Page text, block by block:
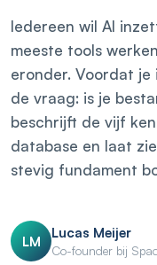
Iedereen wil AI
meeste tools
eronder. Voordat je
de vraag: is je
beschrijft de vijf
database en laat
stevig fundament
LM Lucas Meijer
Co-founder bij